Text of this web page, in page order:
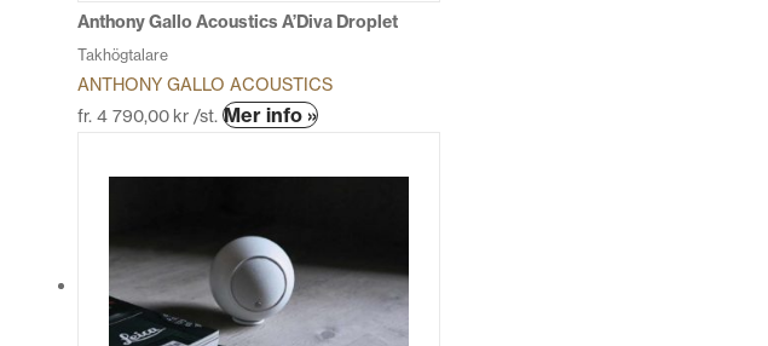
produktsidan
Anthony Gallo Acoustics A’Diva Droplet
Takhögtalare
ANTHONY GALLO ACOUSTICS
fr. 4 790,00 kr /st. Mer info »Den
De
olika
alternativen